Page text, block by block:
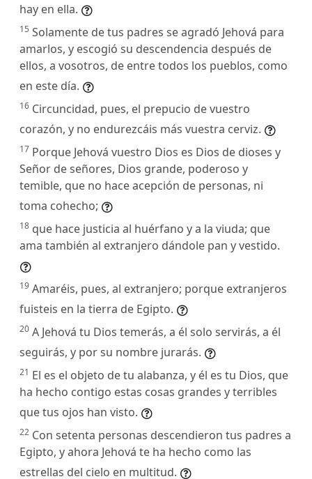
hay en ella.
15 Solamente de tus padres se agradó Jehová para
amarlos, y escogió su descendencia después de
ellos, a vosotros, de entre todos los pueblos, como
en este día.
16 Circuncidad, pues, el prepucio de vuestro
corazón, y no endurezcáis más vuestra cerviz.
17 Porque Jehová vuestro Dios es Dios de dioses y
Señor de señores, Dios grande, poderoso y
temible, que no hace acepción de personas, ni
toma cohecho;
18 que hace justicia al huérfano y a la viuda; que
ama también al extranjero dándole pan y vestido.
19 Amaréis, pues, al extranjero; porque extranjeros
fuisteis en la tierra de Egipto.
20 A Jehová tu Dios temerás, a él solo servirás, a él
seguirás, y por su nombre jurarás.
21 El es el objeto de tu alabanza, y él es tu Dios, que
ha hecho contigo estas cosas grandes y terribles
que tus ojos han visto.
22 Con setenta personas descendieron tus padres a
Egipto, y ahora Jehová te ha hecho como las
estrellas del cielo en multitud.